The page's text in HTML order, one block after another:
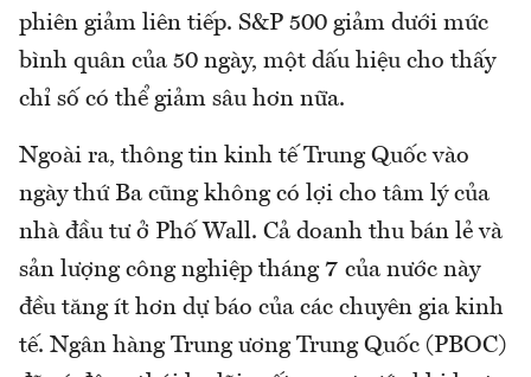
phiên giảm liên tiếp. S&P 500 giảm dưới mức
bình quân của 50 ngày, một dấu hiệu cho thấy
chỉ số có thể giảm sâu hơn nữa.
Ngoài ra, thông tin kinh tế Trung Quốc vào
ngày thứ Ba cũng không có lợi cho tâm lý của
nhà đầu tư ở Phố Wall. Cả doanh thu bán lẻ và
sản lượng công nghiệp tháng 7 của nước này
đều tăng ít hơn dự báo của các chuyên gia kinh
tế. Ngân hàng Trung ương Trung Quốc (PBOC)